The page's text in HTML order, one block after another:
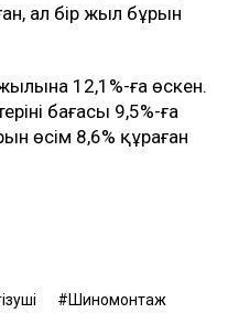
ал бір жыл бұрын
12,1%-ға өскен.
бағасы 9,5%-ға
өсім 8,6% құраған
Шиномонтаж